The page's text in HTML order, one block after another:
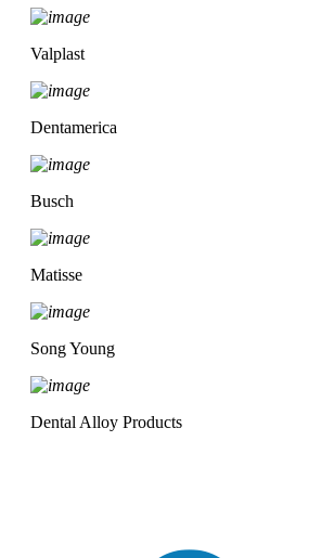
Valplast
Dentamerica
Busch
Matisse
Song Young
Dental Alloy Products